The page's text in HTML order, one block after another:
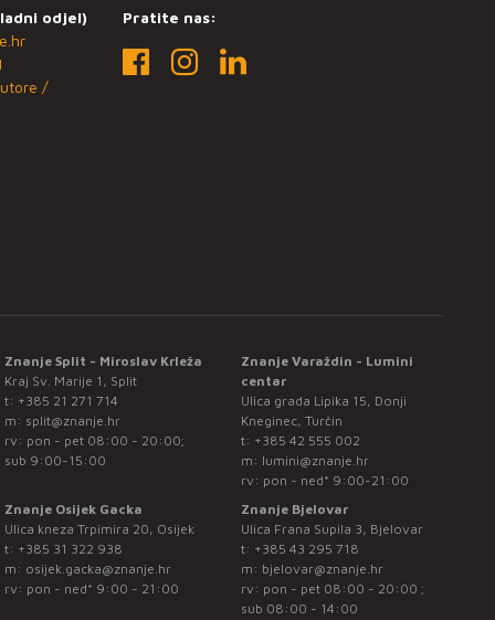
odjel)
/
Pratite nas:
Znanje Split - Miroslav Krleža
Kraj Sv. Marije 1, Split
t: +385 21 271 714
m: split@znanje.hr
rv: pon - pet 08:00 - 20:00;
sub 9:00-15:00
Znanje Varaždin - Lumini
centar
Ulica grada Lipika 15, Donji
Kneginec, Turčin
t: +385 42 555 002
m: lumini@znanje.hr
rv: pon - ned* 9:00-21:00
Znanje Osijek Gacka
Ulica kneza Trpimira 20, Osijek
t: +385 31 322 938
m: osijek.gacka@znanje.hr
rv: pon - ned* 9:00 - 21:00
Znanje Bjelovar
Ulica Frana Supila 3, Bjelovar
t: +385 43 295 718
m: bjelovar@znanje.hr
rv: pon - pet 08:00 - 20:00 ;
sub 08:00 - 14:00